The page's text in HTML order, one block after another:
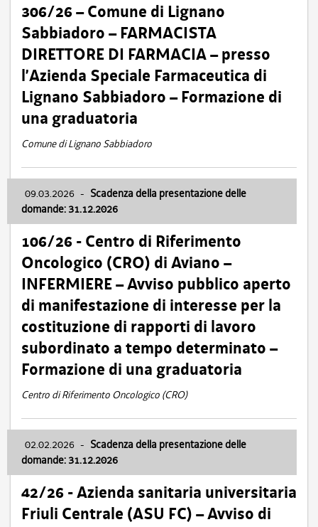
306/26 – Comune di Lignano
Sabbiadoro – FARMACISTA
DIRETTORE DI FARMACIA – presso
l’Azienda Speciale Farmaceutica di
Lignano Sabbiadoro – Formazione di
una graduatoria
Comune di Lignano Sabbiadoro
09.03.2026 - Scadenza della presentazione delle
domande: 31.12.2026
106/26 - Centro di Riferimento
Oncologico (CRO) di Aviano –
INFERMIERE – Avviso pubblico aperto
di manifestazione di interesse per la
costituzione di rapporti di lavoro
subordinato a tempo determinato –
Formazione di una graduatoria
Centro di Riferimento Oncologico (CRO)
02.02.2026 - Scadenza della presentazione delle
domande: 31.12.2026
42/26 - Azienda sanitaria universitaria
Friuli Centrale (ASU FC) – Avviso di